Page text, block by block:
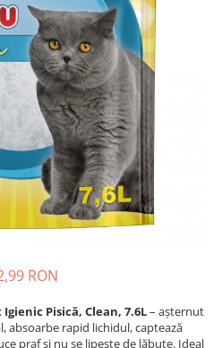
RON
Pisică, Clean, 7.6L– așternut
absoarbe rapid lichidul, captează
praf și nu se lipește de lăbuțe. Ideal